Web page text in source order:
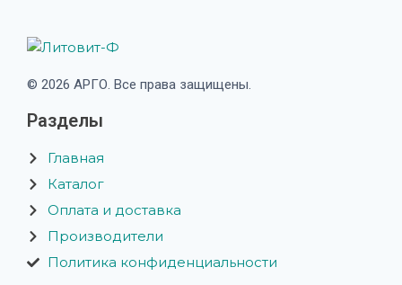
© 2026 АРГО. Все права защищены.
Разделы
Главная
Каталог
Оплата и доставка
Производители
Политика конфиденциальности